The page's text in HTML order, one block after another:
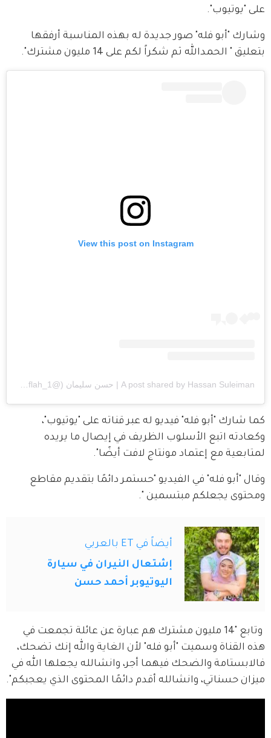
على "يوتيوب".
وشارك "أبو فله" صور جديدة له بهذه المناسبة أرفقها
بتعليق " الحمدالله ثم شكراً لكم على 14 مليون مشترك".
View this post on Instagram
كما شارك "أبو فله" فيديو له عبر قناته على "يوتيوب"،
وكعادته اتبع الأسلوب الظريف في إيصال ما يريده
لمتابعية مع إعتماد مونتاج لافت أيضًا".
وقال "أبو فله" في الفيديو "حستمر دائمًا بتقديم مقاطع
ومحتوى يجعلكم مبتسمين ".
أيضاً في ET بالعربي
إشتعال النيران في سيارة
اليوتيوبر أحمد حسن
وتابع "14 مليون مشترك هم عبارة عن عائلة تجمعت في
هذه القناة وسميت "أبو فله" لأن الغاية والله إنك تضحك،
فالابستامة والضحك فيهما أجر، وانشالله يجعلها الله في
ميزان حسناتي، وانشالله أقدم دائمًا المحتوى الذي يعجبكم".